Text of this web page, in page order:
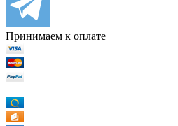
Принимаем к оплате